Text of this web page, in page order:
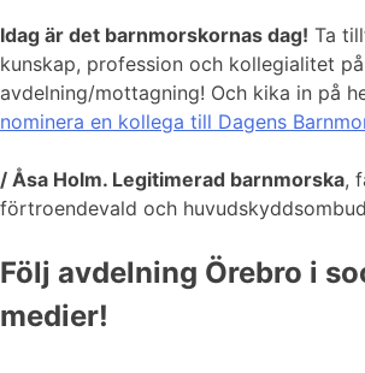
Idag är det barnmorskornas dag! Ta
kunskap, profession och kollegialitet
avdelning/mottagning! Och kika in på
nominera en kollega till Dagens
/ Åsa Holm. Legitimerad barnmorska,
förtroendevald och
Följ avdelning Örebro i
medier!